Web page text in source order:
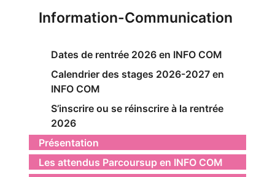
Information-Communication
Dates de rentrée 2026 en INFO COM
Calendrier des stages 2026-2027 en
INFO COM
S’inscrire ou se réinscrire à la rentrée
2026
Présentation
Les attendus Parcoursup en INFO COM